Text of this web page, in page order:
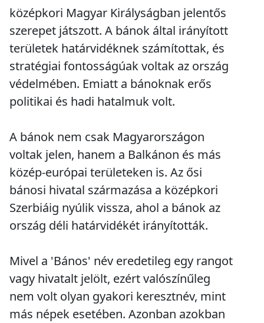
középkori Magyar Királyságban jelentős
szerepet játszott. A bánok által irányított
területek határvidéknek számítottak, és
stratégiai fontosságúak voltak az ország
védelmében. Emiatt a bánoknak erős
politikai és hadi hatalmuk volt.
A bánok nem csak Magyarországon
voltak jelen, hanem a Balkánon és más
közép-európai területeken is. Az ősi
bánosi hivatal származása a középkori
Szerbiáig nyúlik vissza, ahol a bánok az
ország déli határvidékét irányították.
Mivel a 'Bános' név eredetileg egy rangot
vagy hivatalt jelölt, ezért valószínűleg
nem volt olyan gyakori keresztnév, mint
más népek esetében. Azonban azokban